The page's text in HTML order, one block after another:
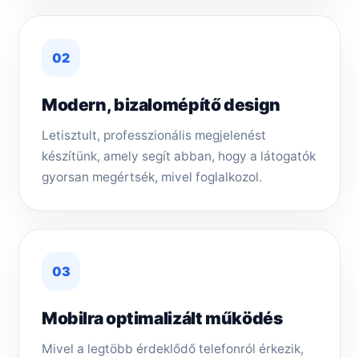
02
Modern, bizalomépítő design
Letisztult, professzionális megjelenést
készítünk, amely segít abban, hogy a látogatók
gyorsan megértsék, mivel foglalkozol.
03
Mobilra optimalizált működés
Mivel a legtöbb érdeklődő telefonról érkezik,